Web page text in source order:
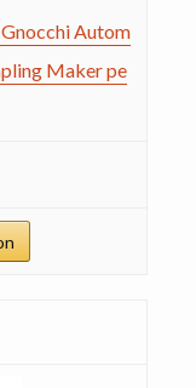
Autom
Maker pe